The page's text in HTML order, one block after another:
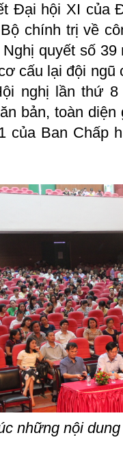
Đại hội XI của
chính trị về
quyết số
cấu lại đội
nghị lần thứ
bản, toàn diện
của Ban Chấp
những nội